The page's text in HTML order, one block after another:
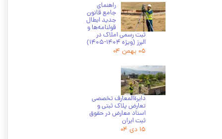
راهنمای
جامع قانون
جدید ابطال
قولنامه‌ها و
ثبت رسمی املاک در
البرز (ویژه 1404-1405)
۰۵ بهمن ۰۴
دایرة‌المعارف تخصصی
تعارض پلاک ثبتی و
اسناد معارض در حقوق
ثبت ایران
۱۵ دی ۰۴